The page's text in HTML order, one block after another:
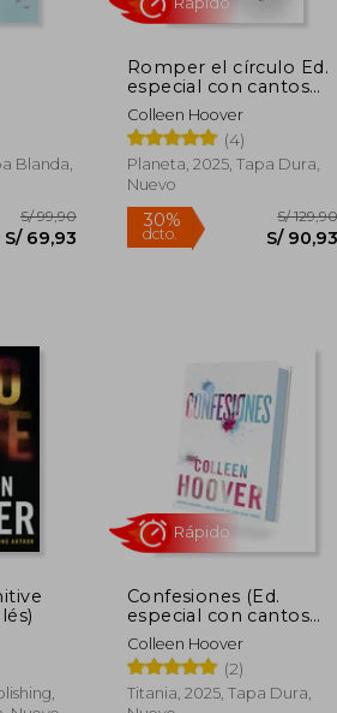
S/ 41,93
30%
dcto.
Blanda,
S/ 99,90
S/ 69,93
Romper el círculo Ed.
especial con cantos
tintados
Colleen Hoover
(4)
Planeta, 2025, Tapa Dura,
Nuevo
30%
dcto.
Rápido
Confesiones (Ed.
especial con cantos
Tintados)
Colleen Hoover
(2)
Titania, 2025, Tapa Dura,